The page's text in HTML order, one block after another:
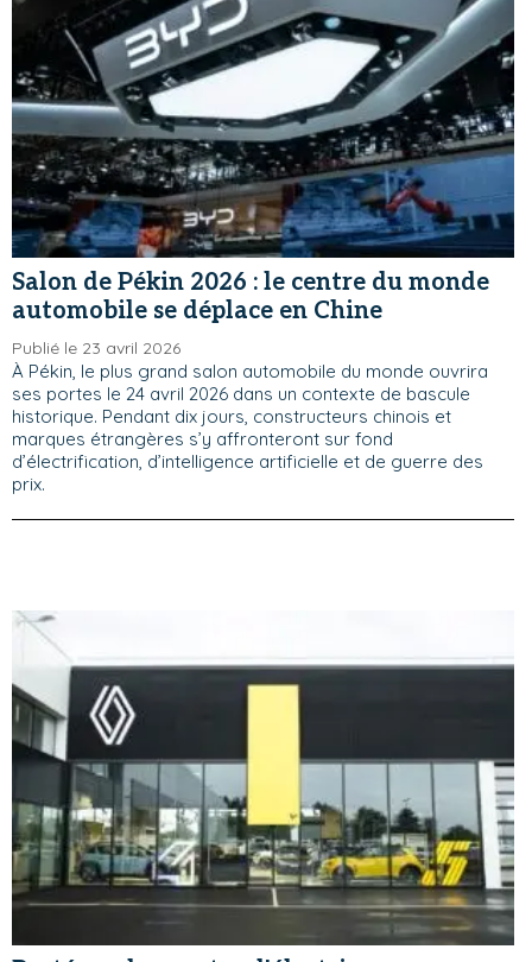
Salon de Pékin 2026 : le centre du monde
automobile se déplace en Chine
Publié le 23 avril 2026
À Pékin, le plus grand salon automobile du monde ouvrira
ses portes le 24 avril 2026 dans un contexte de bascule
historique. Pendant dix jours, constructeurs chinois et
marques étrangères s’y affronteront sur fond
d’électrification, d’intelligence artificielle et de guerre des
prix.